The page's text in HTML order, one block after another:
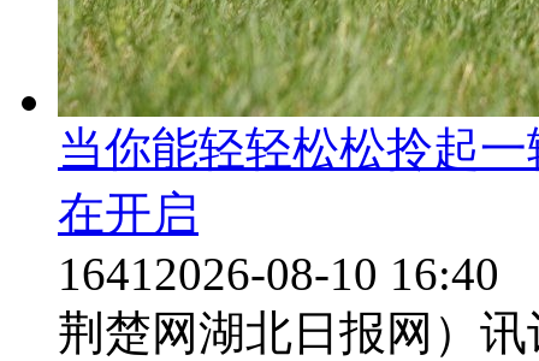
当你能轻轻松松拎起
在开启
16412026-08-10 16:40
荆楚网湖北日报网）